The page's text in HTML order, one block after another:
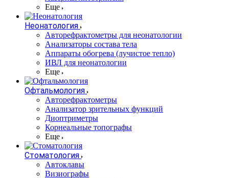
Еще
Неонатология
Авторефрактометры для неонатологии
Анализаторы состава тела
Аппараты обогрева (лучистое тепло)
ИВЛ для неонатологии
Еще
Офтальмология
Авторефрактометры
Анализатор зрительных функций
Диоптриметры
Корнеальные топографы
Еще
Стоматология
Автоклавы
Визиографы